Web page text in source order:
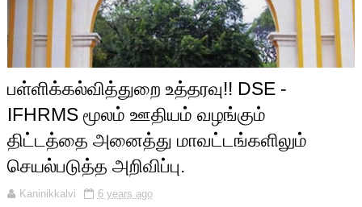
பள்ளிக்கல்வித்துறை உத்தரவு!! DSE -
IFHRMS மூலம் ஊதியம் வழங்கும்
திட்டத்தை அனைத்து மாவட்டங்களிலும்
செயல்படுத்த அறிவிப்பு.
Kaninikkalvi
6 years ago